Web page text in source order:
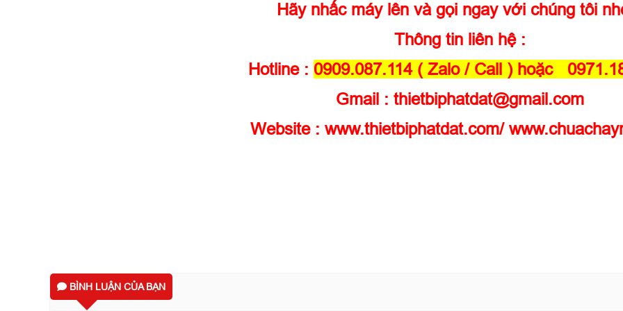
Hãy nhấc máy lên và gọi ngay với chúng tôi
Thông tin liên hệ :
Hotline : 0909.087.114 ( Zalo / Call ) hoặc
Gmail : thietbiphatdat@gmail.com
Website : www.thietbiphatdat.com/
BÌNH LUẬN CỦA BẠN